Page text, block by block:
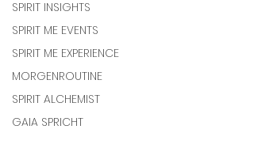
SPIRIT INSIGHTS
SPIRIT ME EVENTS
SPIRIT ME EXPERIENCE
MORGENROUTINE
SPIRIT ALCHEMIST
GAIA SPRICHT